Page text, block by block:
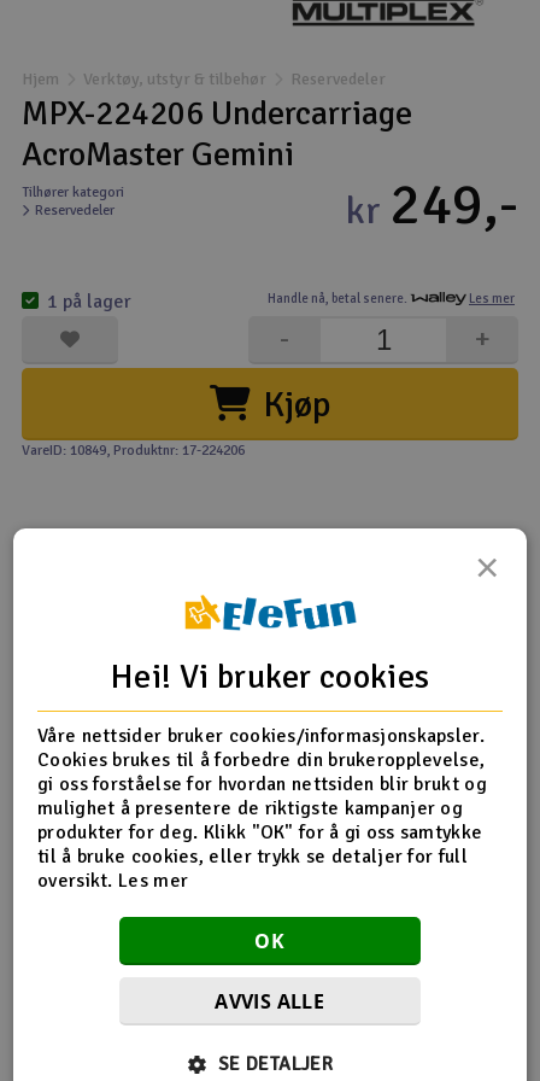
Droner
Droner for FPV
Fly
Helikopter
Kamerautstyr
Modellbygging, LEGO & byggesett
Modelljernbane
Motor & tilbehør
Raketter
Smarthjem, lek & hobby
Solenergi
Sparkesykler & elkjøretøy
Verktøy, utstyr & tilbehør
Hjem Verktøy, utstyr & tilbehør Reservedeler
MPX-224206 Undercarriage
AcroMaster Gemini
Tilhører kategori
Reservedeler
Handle nå, betal senere. Les mer
kr 249,-
Kjøp
+
-
1 på lager
VareID: 10849, Produktnr: 17-224206
Tips en venn Anmeldelser
Produktinformasjon
MPX-224206 Undercarriage AcroMaster Gemini
Flere detaljer
Produktet er
Multiplex AcroMaster kit
×
Hei! Vi bruker cookies
Våre nettsider bruker cookies/informasjonskapsler.
Cookies brukes til å forbedre din brukeropplevelse,
gi oss forståelse for hvordan nettsiden blir brukt og
mulighet å presentere de riktigste kampanjer og
produkter for deg. Klikk "OK" for å gi oss samtykke
til å bruke cookies, eller trykk se detaljer for full
oversikt. Les mer
OK
AVVIS ALLE
SE DETALJER